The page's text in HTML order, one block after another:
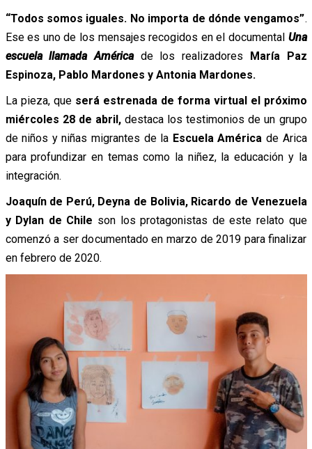
“Todos somos iguales. No importa de dónde vengamos”.
Ese es uno de los mensajes recogidos en el documental Una
escuela llamada Américade los realizadores María Paz
Espinoza, Pablo Mardones y Antonia Mardones.
La pieza, que será estrenada de forma virtual el próximo
miércoles 28 de abril,destaca los testimonios de un grupo
de niños y niñas migrantes de la Escuela América de Arica
para profundizar en temas como la niñez, la educación y la
integración.
Joaquín de Perú, Deyna de Bolivia, Ricardo de Venezuela
y Dylan de Chile son los protagonistas de este relato que
comenzó a ser documentado en marzo de 2019 para finalizar
en febrero de 2020.